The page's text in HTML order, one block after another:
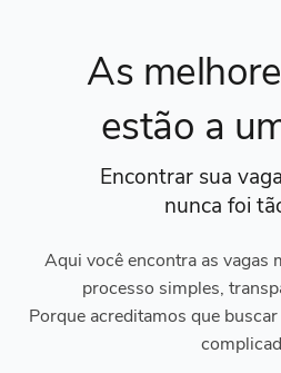
As
estão a
Encontrar sua
nunca foi
Aqui você encontra as vagas
processo simples,
Porque acreditamos que